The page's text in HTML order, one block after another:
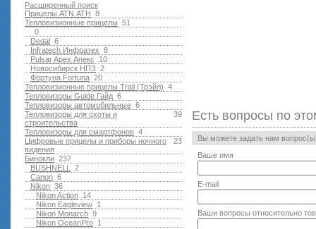
Расширенный поиск
8
Прицелы ATN АТН
51
Тепловизионные прицелы
0
6
Dedal
8
Infratech Инфратех
10
Pulsar Apex Апекс
2
Новосибирск НПЗ
20
Фортуна Fortuna
4
Тепловизионные прицелы Trail (Трэйл)
6
Тепловизоры Guide Гайд
6
Тепловизоры автомобильные
39
Тепловизоры для охоты и
строительства
4
Тепловизоры для смартфонов
23
Цифровые прицелы и приборы ночного
видения
237
Бинокли
2
BUSHNELL
6
Canon
36
Nikon
14
Nikon Action
1
Nikon Eagleview
9
Nikon Monarch
1
Nikon OceanPro
Есть вопросы по
Вы можете задать нам
Ваше имя
E-mail
Ваши вопросы относительно